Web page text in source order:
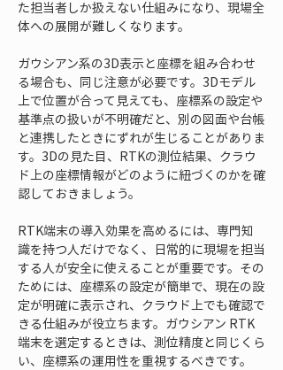
た担当者しか扱えない仕組みになり、現場全
体への展開が難しくなります。
ガウシアン系の3D表示と座標を組み合わせ
る場合も、同じ注意が必要です。3Dモデル
上で位置が合って見えても、座標系の設定や
基準点の扱いが不明確だと、別の図面や台帳
と連携したときにずれが生じることがありま
す。3Dの見た目、RTKの測位結果、クラウ
ド上の座標情報がどのように紐づくのかを確
認しておきましょう。
RTK端末の導入効果を高めるには、専門知
識を持つ人だけでなく、日常的に現場を担当
する人が安全に使えることが重要です。その
ためには、座標系の設定が簡単で、現在の設
定が明確に表示され、クラウド上でも確認で
きる仕組みが役立ちます。ガウシアン RTK
端末を選定するときは、測位精度と同じくら
い、座標系の運用性を重視するべきです。